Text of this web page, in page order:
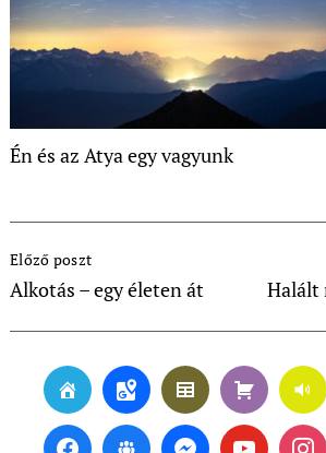
Én és az Atya egy vagyunk
Navigation
Előző poszt
Alkotás – egy életen át Halált